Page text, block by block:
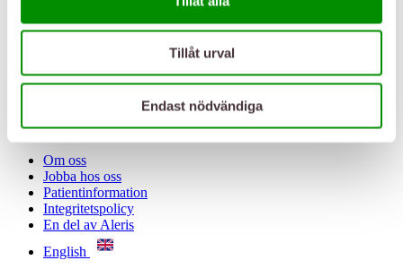
Tillåt urval
Endast nödvändiga
Art Clinic
Om oss
Jobba hos oss
Patientinformation
Integritetspolicy
En del av Aleris
English